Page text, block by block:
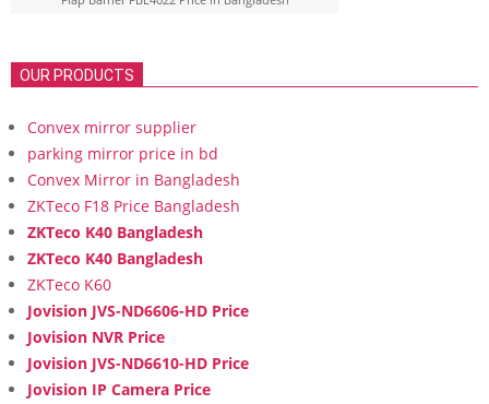
OUR PRODUCTS
Convex mirror supplier
parking mirror price in bd
Convex Mirror in Bangladesh
ZKTeco F18 Price Bangladesh
ZKTeco K40 Bangladesh
ZKTeco K40 Bangladesh
ZKTeco K60
Jovision JVS-ND6606-HD Price
Jovision NVR Price
Jovision JVS-ND6610-HD Price
Jovision IP Camera Price